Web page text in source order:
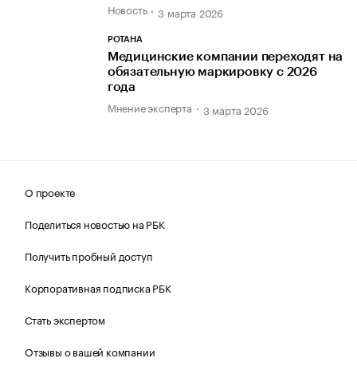
Новость 3 марта 2026
РОТАНА
Медицинские компании переходят на
обязательную маркировку с 2026
года
Мнение эксперта 3 марта 2026
О проекте
Поделиться новостью на РБК
Получить пробный доступ
Корпоративная подписка РБК
Стать экспертом
Отзывы о вашей компании